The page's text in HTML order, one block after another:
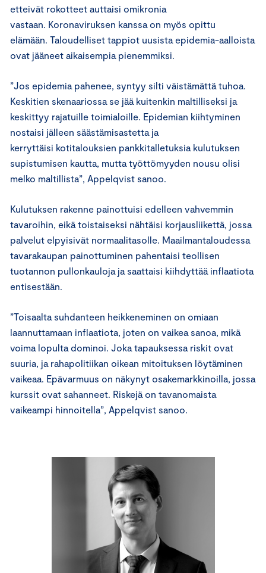
etteivät rokotteet auttaisi omikronia
vastaan. Koronaviruksen kanssa on myös opittu
elämään. Taloudelliset tappiot uusista epidemia-aalloista
ovat jääneet aikaisempia pienemmiksi.
”Jos epidemia pahenee, syntyy silti väistämättä tuhoa.
Keskitien skenaariossa se jää kuitenkin maltilliseksi ja
keskittyy rajatuille toimialoille. Epidemian kiihtyminen
nostaisi jälleen säästämisastetta ja
kerryttäisi kotitalouksien pankkitalletuksia kulutuksen
supistumisen kautta, mutta työttömyyden nousu olisi
melko maltillista”, Appelqvist sanoo.
Kulutuksen rakenne painottuisi edelleen vahvemmin
tavaroihin, eikä toistaiseksi nähtäisi korjausliikettä, jossa
palvelut elpyisivät normaalitasolle. Maailmantaloudessa
tavarakaupan painottuminen pahentaisi teollisen
tuotannon pullonkauloja ja saattaisi kiihdyttää inflaatiota
entisestään.
”Toisaalta suhdanteen heikkeneminen on omiaan
laannuttamaan inflaatiota, joten on vaikea sanoa, mikä
voima lopulta dominoi. Joka tapauksessa riskit ovat
suuria, ja rahapolitiikan oikean mitoituksen löytäminen
vaikeaa. Epävarmuus on näkynyt osakemarkkinoilla, jossa
kurssit ovat sahanneet. Riskejä on tavanomaista
vaikeampi hinnoitella”, Appelqvist sanoo.